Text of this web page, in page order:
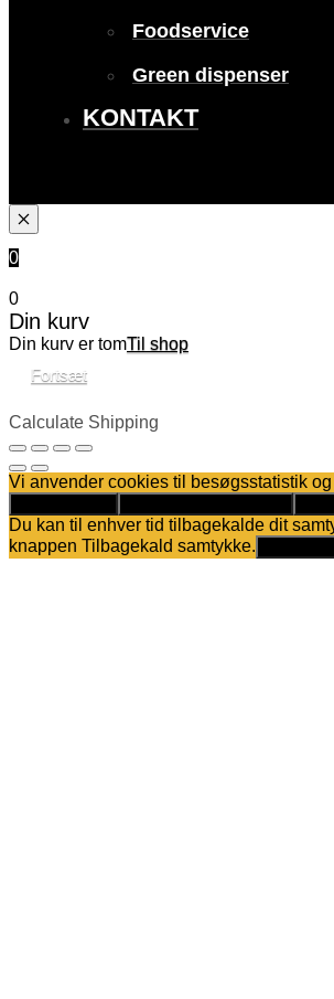
Foodservice
Green dispenser
KONTAKT
0
0
Din kurv
Din kurv er tomTil shop
Fortsæt
Calculate Shipping
Vi anvender cookies til besøgsstatistik
Du kan til enhver tid tilbagekalde dit
knappen Tilbagekald samtykke.